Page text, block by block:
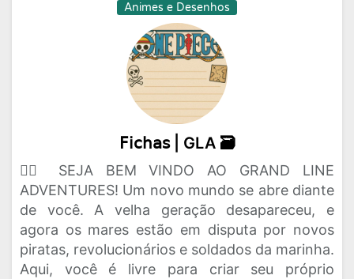
Animes e Desenhos
𝖥𝗂𝖼𝗁𝖺𝗌 | GLA 🗃️
🏴‍☠️ SEJA BEM VINDO AO GRAND LINE
ADVENTURES! Um novo mundo se abre diante
de você. A velha geração desapareceu, e
agora os mares estão em disputa por novos
piratas, revolucionários e soldados da marinha.
Aqui, você é livre para criar seu próprio